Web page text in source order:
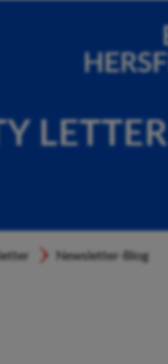
LETTER
Newsletter-Blog